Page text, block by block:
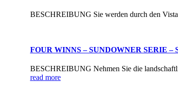
BESCHREIBUNG Sie werden durch den
FOUR WINNS – SUNDOWNER SERIE –
BESCHREIBUNG Nehmen Sie die
read more